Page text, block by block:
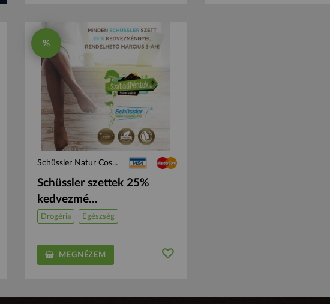
%
Schüssler Natur Cos...
Schüssler szettek 25%
kedvezmé...
Drogéria Egészség
MEGNÉZEM